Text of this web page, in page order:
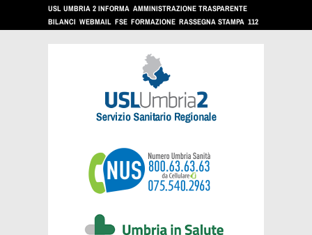
USL UMBRIA 2 INFORMA AMMINISTRAZIONE TRASPARENTE
BILANCI WEBMAIL FSE FORMAZIONE RASSEGNA STAMPA 112